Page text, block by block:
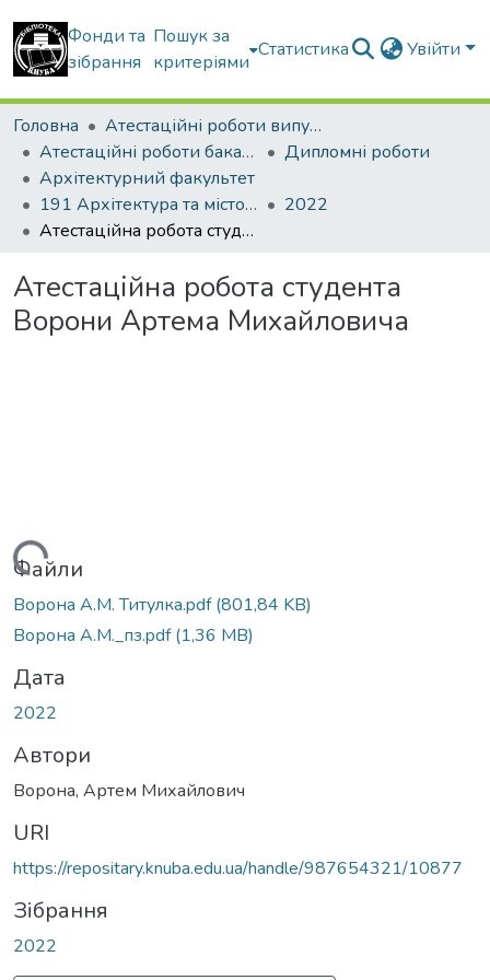
Фонди та
зібрання
Пошук за
критеріями
Статистика Увійти
Головна
Атестаційні роботи випускників
Атестаційні роботи бакалаврів
Дипломні роботи
Архітектурний факультет
191 Архітектура та містобудування
2022
Атестаційна робота студента Ворони Артема Михайловича
Атестаційна робота студента
Ворони Артема Михайловича
Вантажиться...
Файли
Ворона А.М. Титулка.pdf(801,84 KB)
Ворона А.М._пз.pdf(1,36 MB)
Дата
2022
Автори
Ворона, Артем Михайлович
URI
https://repositary.knuba.edu.ua/handle/987654321/10877
Зібрання
2022